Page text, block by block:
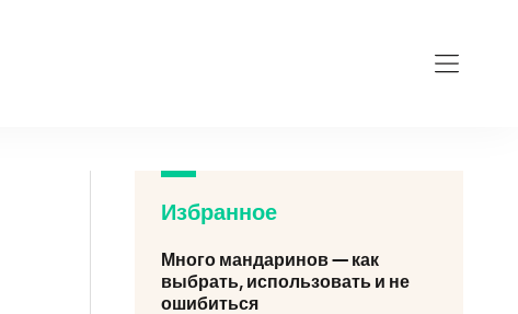
Избранное
Много мандаринов — как
выбрать, использовать и не
ошибиться